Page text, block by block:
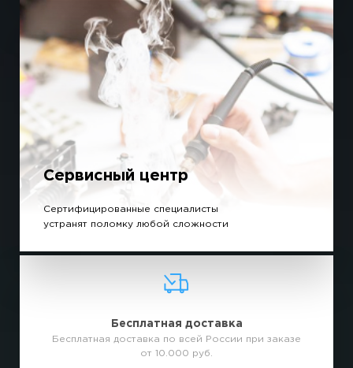
Сервисный центр
Сертифицированные специалисты
устранят поломку любой сложности
Бесплатная доставка
Бесплатная доставка по всей России при заказе
от 10.000 руб.